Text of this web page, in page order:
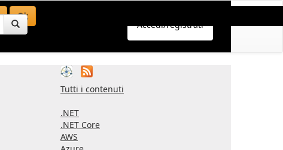
Ok
Accedi/registrati
Tutti i contenuti
.NET
.NET Core
AWS